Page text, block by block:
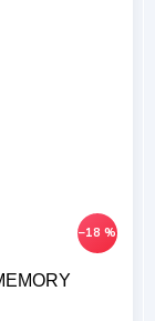
–18 %